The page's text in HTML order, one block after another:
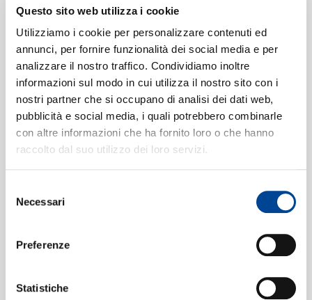
Questo sito web utilizza i cookie
Utilizziamo i cookie per personalizzare contenuti ed
annunci, per fornire funzionalità dei social media e per
analizzare il nostro traffico. Condividiamo inoltre
informazioni sul modo in cui utilizza il nostro sito con i
nostri partner che si occupano di analisi dei dati web,
pubblicità e social media, i quali potrebbero combinarle
con altre informazioni che ha fornito loro o che hanno
raccolto dal suo utilizzo dei loro servizi.
delNecessari
Preferenze
Statistiche
Digitale Lights
2 CD'S
MARI SAMUELSEN,
HAKON SAMUELSEN
Halvorsen:
Passacaglia For
Violin And Viola
Digitale
THE BAND OF THE
GRENADIER GUARDS
The World of the
Military Band
Digitale
Famous Marches RICHARD YONGJAE
O'NEILL, ALTE MUSIK
CHI SIAMO
CONTATTI
NEWSLETTER